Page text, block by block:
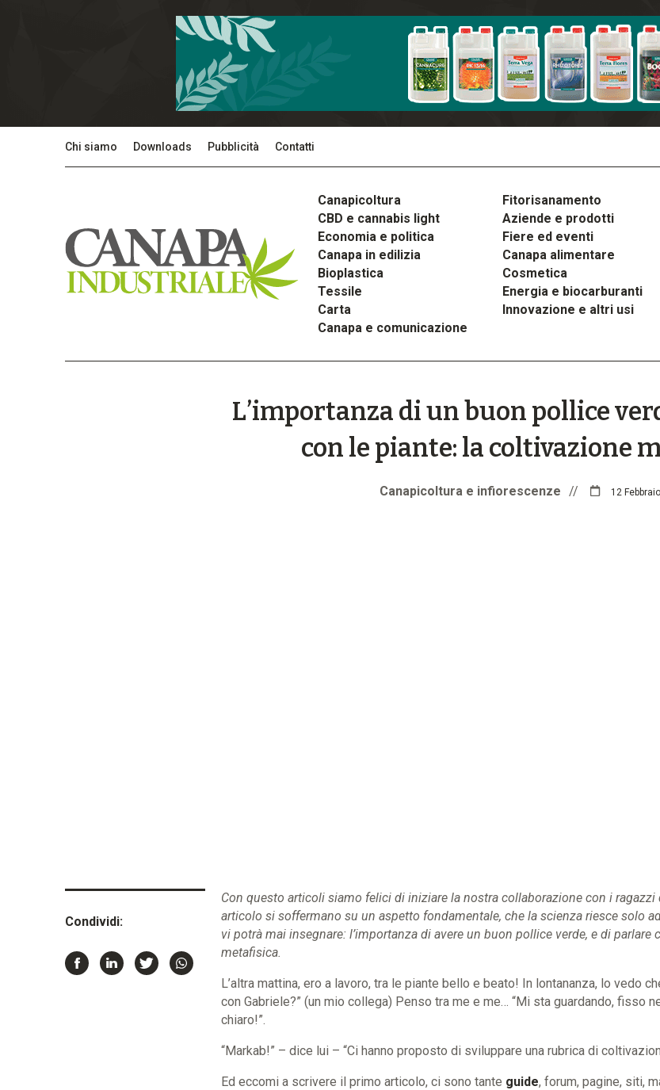
Chi siamo Downloads Pubblicità Contatti
Canapicoltura
Fitorisanamento
CBD e cannabis light
Aziende e prodotti
Economia e politica
Fiere ed eventi
Canapa in edilizia
Canapa alimentare
Bioplastica
Cosmetica
Tessile
Energia e biocarburanti
Carta
Innovazione e altri usi
Canapa e comunicazione
L’importanza di un buon pollice
con le piante: la coltivazione
Canapicoltura e infiorescenze // 12
Condividi:
Con questo articoli siamo felici di iniziare la nostra collaborazione con i
articolo si soffermano su un aspetto fondamentale, che la scienza riesce solo
vi potrà mai insegnare: l’importanza di avere un buon pollice verde, e di
metafisica.
L’altra mattina, ero a lavoro, tra le piante bello e beato! In lontananza, lo vedo
con Gabriele?” (un mio collega) Penso tra me e me… “Mi sta guardando, fisso
chiaro!”.
“Markab!” – dice lui – “Ci hanno proposto di sviluppare una rubrica di
Ed eccomi a scrivere il primo articolo, ci sono tante guide, forum, pagine, siti,